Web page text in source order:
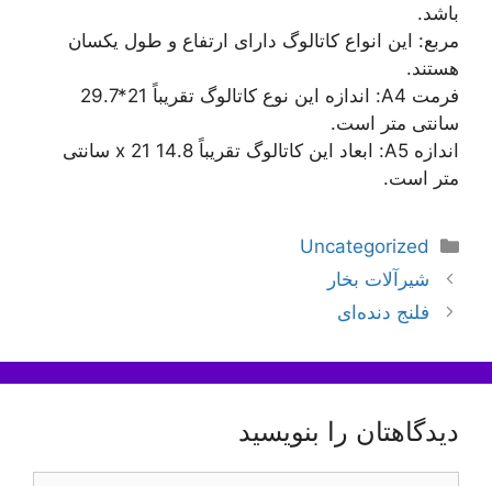
باشد.
مربع: این انواع کاتالوگ دارای ارتفاع و طول یکسان
هستند.
فرمت A4: اندازه این نوع کاتالوگ تقریباً 21*29.7
سانتی متر است.
اندازه A5: ابعاد این کاتالوگ تقریباً 14.8 x 21 سانتی
متر است.
دسته‌ها
Uncategorized
ناوبری
نوشته‌ها
شیرآلات بخار
فلنج دنده‌ای
دیدگاهتان را بنویسید